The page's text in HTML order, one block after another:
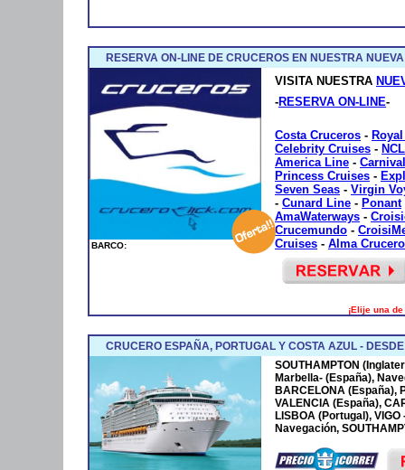
RESERVA ON-LINE DE CRUCEROS EN NUESTRA
BARCO:
VISITA NUESTRA
-RESERVA ON-LINE-
Costa Cruceros -
Celebrity Cruises - NCL
America Line -
Princess Cruises -
Seven Seas - Virgin
- Cunard Line - Ponant
AmaWaterways -
Crucemundo -
Cruises - Alma
¡Elije una
CRUCERO ESPAÑA, PORTUGAL Y COSTA AZUL -
SOUTHAMPTON
Marbella- (España),
BARCELONA (España),
VALENCIA (España),
LISBOA (Portugal),
Navegación,